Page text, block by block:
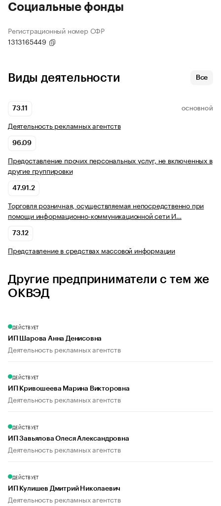
Социальные фонды
Регистрационный номер СФР
1313165449
Виды деятельности Все
73.11 ОСНОВНОЙ
Деятельность рекламных агентств
96.09
Предоставление прочих персональных услуг, не включенных в
другие группировки
47.91.2
Торговля розничная, осуществляемая непосредственно при
помощи информационно-коммуникационной сети И…
73.12
Представление в средствах массовой информации
Другие предприниматели с тем же
ОКВЭД
ДЕЙСТВУЕТ
ИП Шарова Анна Денисовна
Деятельность рекламных агентств
ДЕЙСТВУЕТ
ИП Кривошеева Марина Викторовна
Деятельность рекламных агентств
ДЕЙСТВУЕТ
ИП Завьялова Олеся Александровна
Деятельность рекламных агентств
ДЕЙСТВУЕТ
ИП Кулишев Дмитрий Николаевич
Деятельность рекламных агентств